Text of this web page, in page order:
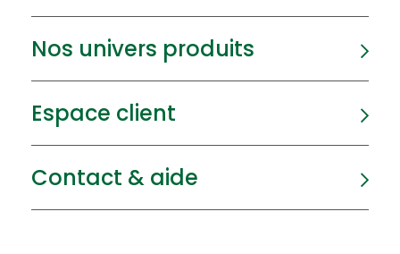
Nos univers produits
Espace client
Contact & aide